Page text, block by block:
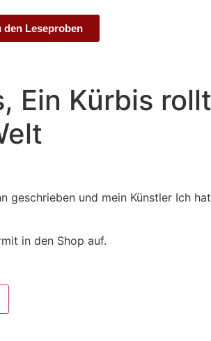
den Leseproben
Ein Kürbis rollt
geschrieben und mein Künstler Ich
in den Shop auf.